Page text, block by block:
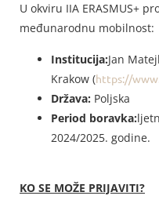
U okviru IIA ERASMUS+
međunarodnu mobilnost:
Institucija:Jan
Krakow (https://
Država: Poljska
Period boravka:
2024/2025. godine.
KO SE MOŽE PRIJAVITI?